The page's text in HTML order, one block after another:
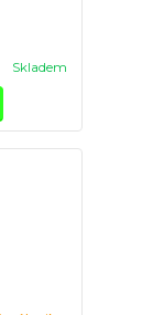
Skladem